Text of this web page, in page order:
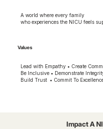
A world where every family
who experiences the NICU feels
Values
Lead with Empathy • Create
Be Inclusive • Demonstrate
Build Trust • Commit To
Impact A